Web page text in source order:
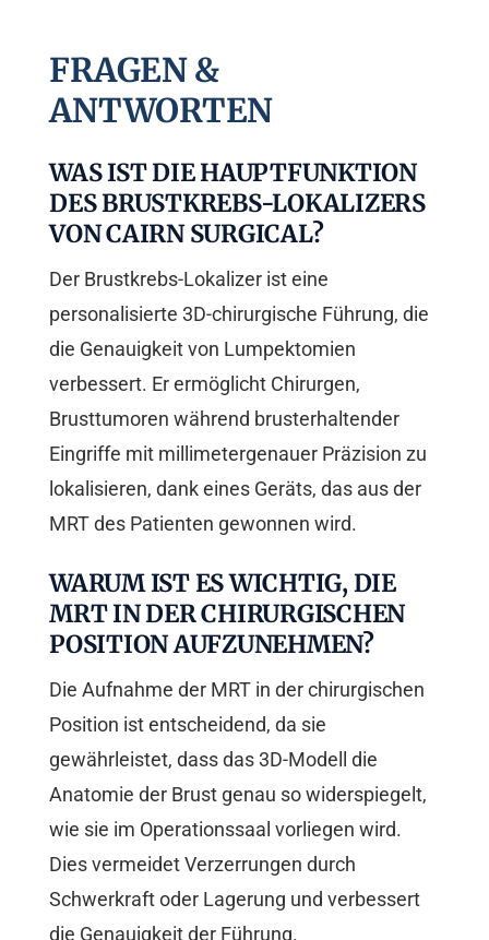
FRAGEN &
ANTWORTEN
WAS IST DIE HAUPTFUNKTION
DES BRUSTKREBS-LOKALIZERS
VON CAIRN SURGICAL?
Der Brustkrebs-Lokalizer ist eine
personalisierte 3D-chirurgische Führung, die
die Genauigkeit von Lumpektomien
verbessert. Er ermöglicht Chirurgen,
Brusttumoren während brusterhaltender
Eingriffe mit millimetergenauer Präzision zu
lokalisieren, dank eines Geräts, das aus der
MRT des Patienten gewonnen wird.
WARUM IST ES WICHTIG, DIE
MRT IN DER CHIRURGISCHEN
POSITION AUFZUNEHMEN?
Die Aufnahme der MRT in der chirurgischen
Position ist entscheidend, da sie
gewährleistet, dass das 3D-Modell die
Anatomie der Brust genau so widerspiegelt,
wie sie im Operationssaal vorliegen wird.
Dies vermeidet Verzerrungen durch
Schwerkraft oder Lagerung und verbessert
die Genauigkeit der Führung.